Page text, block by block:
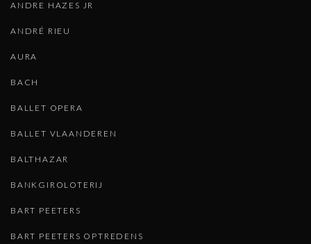
ANDRE HAZES JR
ANDRÉ RIEU
AURA
BACH
BALLET OPERA
BALLET VLAANDEREN
BALTHAZAR
BANKGIROLOTERIJ
BART PEETERS
BART PEETERS OPTREDENS